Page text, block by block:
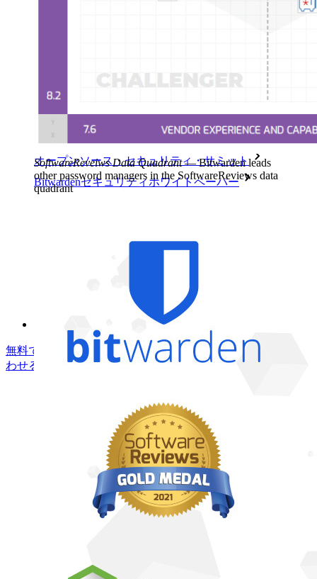
セキュリティコンプライアンス
オープンソースであること
オープンソース・セキュリティ・サミット
Bitwardenセキュリティホワイトペーパー
コミュニティフォーラム
エンタープライズサービス
無料で始める 無料で始める営業に問い合わせる 営業に問い合
わせる
ログインログイン
SoftwareReveiws Data Quadrant—Bitwarden leads
other password managers in the SoftwareReviews data
quadrant